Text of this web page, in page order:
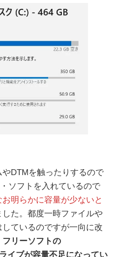
DTMを触ったりするので
ソフトを入れているので
明らかに容量が少ないと
た。都度一時ファイルや
ているのですが一向に改
フリーソフトの
イブが容量不足になってい